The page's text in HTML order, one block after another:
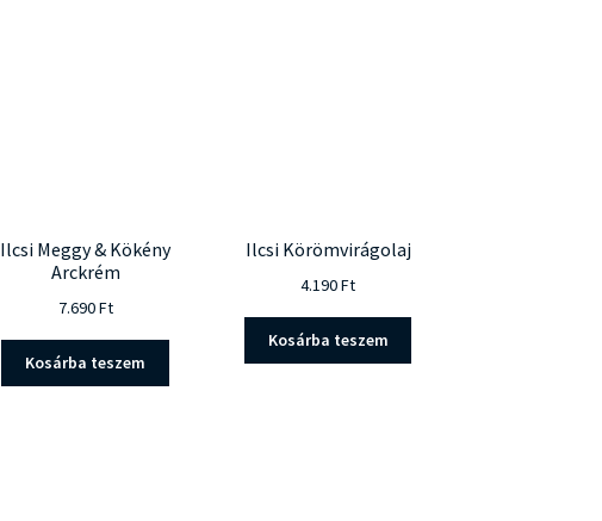
Ilcsi Meggy & Kökény
Arckrém
7.690Ft
Kosárba teszem
Ilcsi Körömvirágolaj
4.190Ft
Kosárba teszem